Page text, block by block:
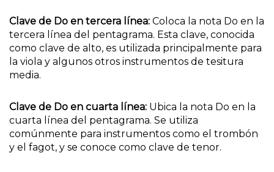
Clave de Do en tercera línea: Coloca la nota Do en la
tercera línea del pentagrama. Esta clave, conocida
como clave de alto, es utilizada principalmente para
la viola y algunos otros instrumentos de tesitura
media.
Clave de Do en cuarta línea: Ubica la nota Do en la
cuarta línea del pentagrama. Se utiliza
comúnmente para instrumentos como el trombón
y el fagot, y se conoce como clave de tenor.